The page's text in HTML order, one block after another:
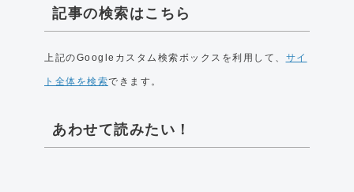
記事の検索はこちら
上記のGoogleカスタム検索ボックスを利用して、 サイ
ト全体を検索できます。
あわせて読みたい！